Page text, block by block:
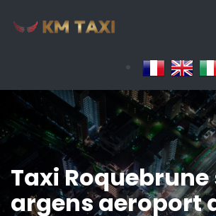
Taxi Roquebrune
argens aeroport